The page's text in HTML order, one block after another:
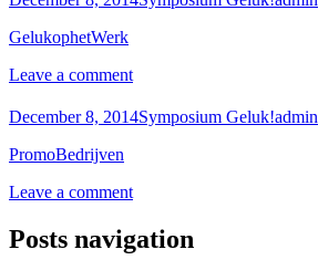
GelukophetWerk
Leave a comment
December 8, 2014Symposium Geluk!admin
PromoBedrijven
Leave a comment
Posts navigation